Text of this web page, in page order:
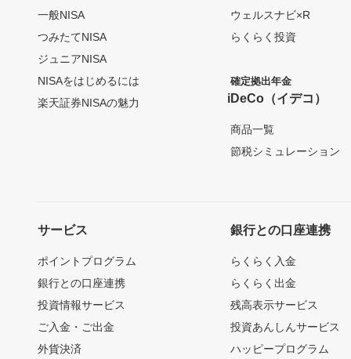
一般NISA
つみたてNISA
ジュニアNISA
NISAをはじめるには
楽天証券NISAの魅力
ウェルスナビ×R
らくらく投資
確定拠出年金
iDeCo（イデコ）
商品一覧
節税シミュレーション
サービス
ポイントプログラム
銀行との口座連携
投資情報サービス
ご入金・ご出金
外貨決済
銀行との口座連携
らくらく入金
らくらく出金
残高表示サービス
投資あんしんサービス
ハッピープログラム